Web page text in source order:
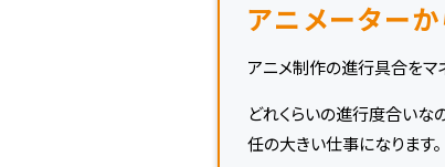
アニメーター
アニメ制作の進行具合をマ
どれくらいの進行度合いな
任の大きい仕事になります。